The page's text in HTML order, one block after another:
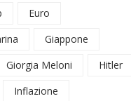
Euro
Giappone
Giorgia Meloni
Hitler
Inflazione